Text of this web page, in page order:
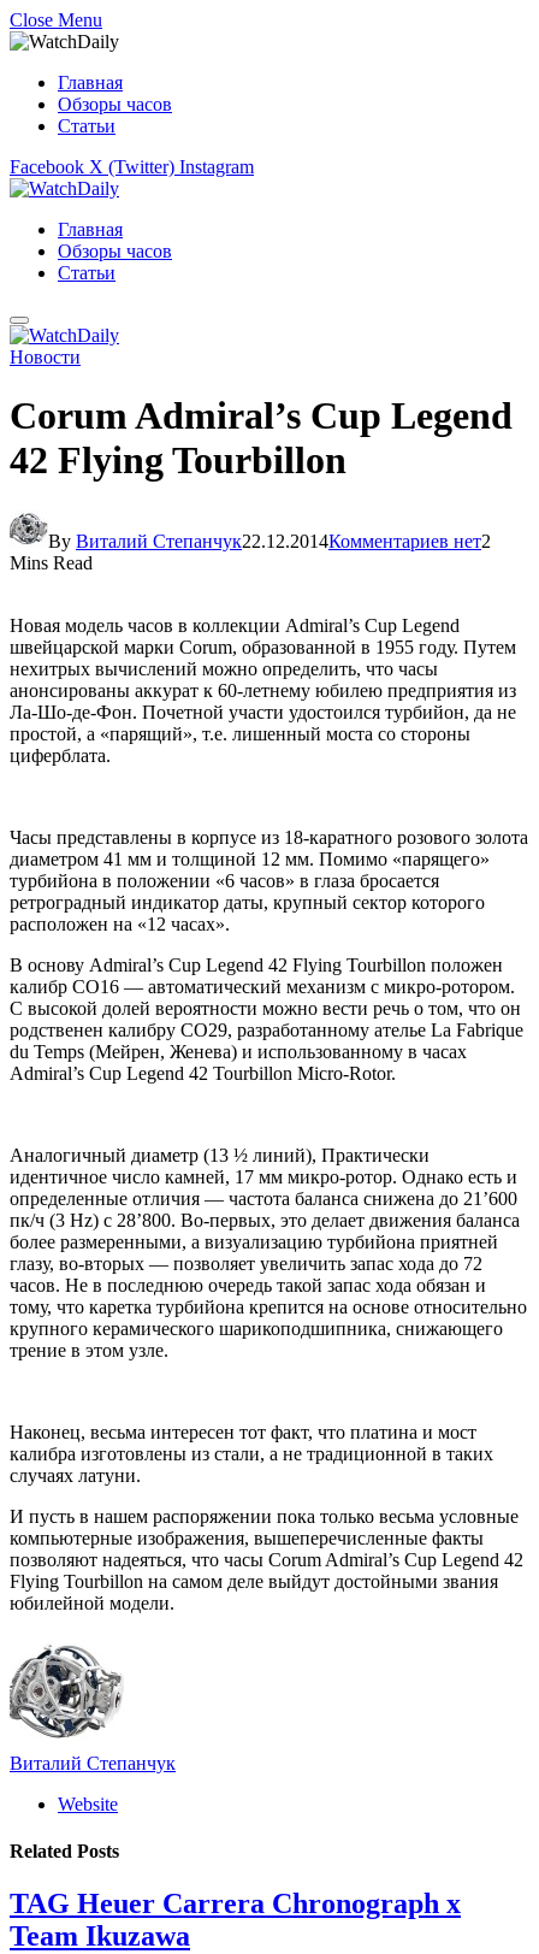
Close Menu
Главная
Обзоры часов
Статьи
Facebook X (Twitter) Instagram
Главная
Обзоры часов
Статьи
Новости
Corum Admiral’s Cup Legend
42 Flying Tourbillon
By Виталий Степанчук22.12.2014Комментариев нет2
Mins Read
Новая модель часов в коллекции Admiral’s Cup Legend
швейцарской марки Corum, образованной в 1955 году. Путем
нехитрых вычислений можно определить, что часы
анонсированы аккурат к 60-летнему юбилею предприятия из
Ла-Шо-де-Фон. Почетной участи удостоился турбийон, да не
простой, а «парящий», т.е. лишенный моста со стороны
циферблата.
Часы представлены в корпусе из 18-каратного розового золота
диаметром 41 мм и толщиной 12 мм. Помимо «парящего»
турбийона в положении «6 часов» в глаза бросается
ретроградный индикатор даты, крупный сектор которого
расположен на «12 часах».
В основу Admiral’s Cup Legend 42 Flying Tourbillon положен
калибр CO16 — автоматический механизм с микро-ротором.
С высокой долей вероятности можно вести речь о том, что он
родственен калибру CO29, разработанному ателье La Fabrique
du Temps (Мейрен, Женева) и использованному в часах
Admiral’s Cup Legend 42 Tourbillon Micro-Rotor.
Аналогичный диаметр (13 ½ линий), Практически
идентичное число камней, 17 мм микро-ротор. Однако есть и
определенные отличия — частота баланса снижена до 21’600
пк/ч (3 Hz) с 28’800. Во-первых, это делает движения баланса
более размеренными, а визуализацию турбийона приятней
глазу, во-вторых — позволяет увеличить запас хода до 72
часов. Не в последнюю очередь такой запас хода обязан и
тому, что каретка турбийона крепится на основе относительно
крупного керамического шарикоподшипника, снижающего
трение в этом узле.
Наконец, весьма интересен тот факт, что платина и мост
калибра изготовлены из стали, а не традиционной в таких
случаях латуни.
И пусть в нашем распоряжении пока только весьма условные
компьютерные изображения, вышеперечисленные факты
позволяют надеяться, что часы Corum Admiral’s Cup Legend 42
Flying Tourbillon на самом деле выйдут достойными звания
юбилейной модели.
Виталий Степанчук
Website
Related Posts
TAG Heuer Carrera Chronograph x
Team Ikuzawa